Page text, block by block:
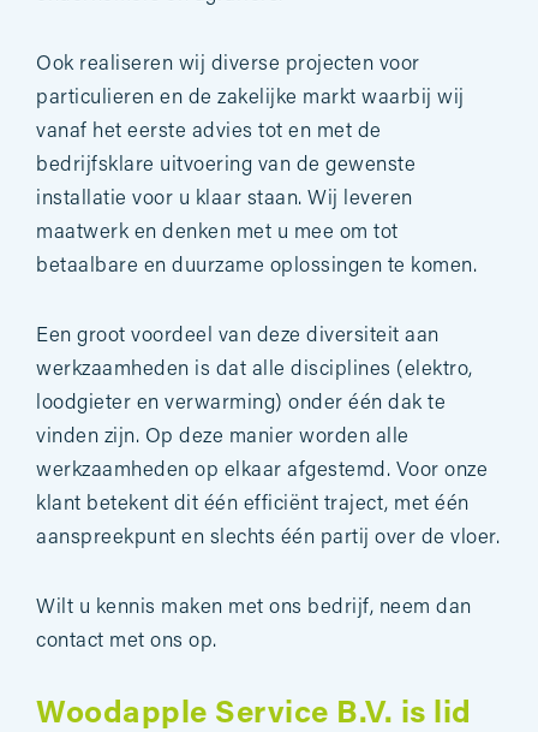
Ook realiseren wij diverse projecten voor
particulieren en de zakelijke markt waarbij wij
vanaf het eerste advies tot en met de
bedrijfsklare uitvoering van de gewenste
installatie voor u klaar staan. Wij leveren
maatwerk en denken met u mee om tot
betaalbare en duurzame oplossingen te komen.
Een groot voordeel van deze diversiteit aan
werkzaamheden is dat alle disciplines (elektro,
loodgieter en verwarming) onder één dak te
vinden zijn. Op deze manier worden alle
werkzaamheden op elkaar afgestemd. Voor onze
klant betekent dit één efficiënt traject, met één
aanspreekpunt en slechts één partij over de vloer.
Wilt u kennis maken met ons bedrijf, neem dan
contact met ons op.
Woodapple Service B.V. is lid